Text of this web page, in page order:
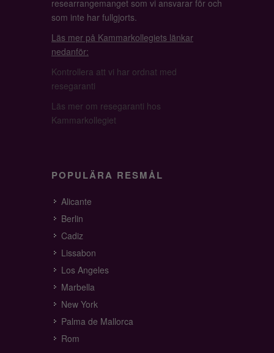
researrangemanget som vi ansvarar för och
som inte har fullgjorts.
Läs mer på Kammarkollegiets länkar
nedanför:
Kontrollera att vi har ordnat med
resegaranti
Läs mer om resegaranti hos
Kammarkollegiet
POPULÄRA RESMÅL
Alicante
Berlin
Cadiz
Lissabon
Los Angeles
Marbella
New York
Palma de Mallorca
Rom